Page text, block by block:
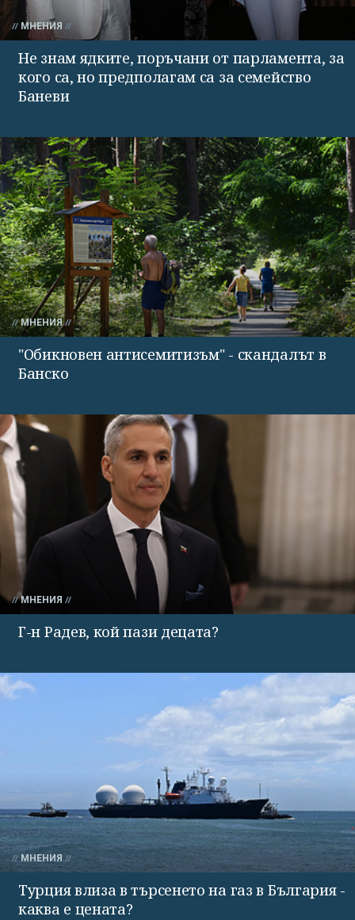
МНЕНИЯ
Не знам ядките, поръчани от парламента, за
кого са, но предполагам са за семейство
Баневи
МНЕНИЯ
"Обикновен антисемитизъм" - скандалът в
Банско
МНЕНИЯ
Г-н Радев, кой пази децата?
МНЕНИЯ
Турция влиза в търсенето на газ в България -
каква е цената?